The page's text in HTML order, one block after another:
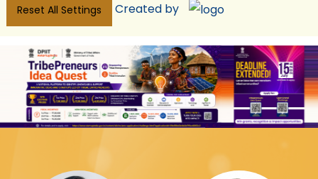
Reset All Settings Created by